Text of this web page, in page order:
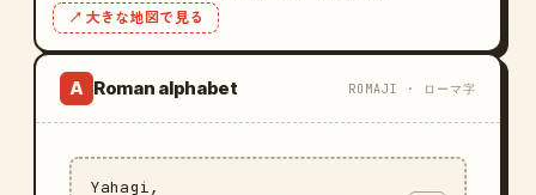
↗ 大きな地図で見る
A Roman alphabet ROMAJI · ローマ字
Yahagi,